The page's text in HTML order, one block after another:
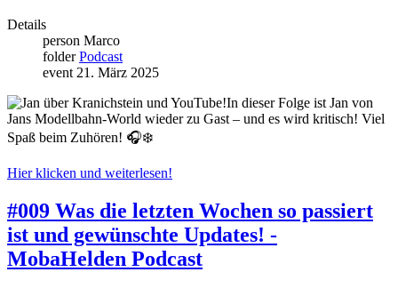
Details
person Marco
folder Podcast
event 21. März 2025
In dieser Folge ist Jan von
Jans Modellbahn-World wieder zu Gast – und es wird kritisch! Viel
Spaß beim Zuhören! 🎧❄️
Hier klicken und weiterlesen!
#009 Was die letzten Wochen so passiert
ist und gewünschte Updates! -
MobaHelden Podcast